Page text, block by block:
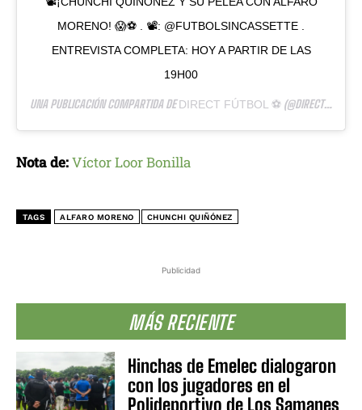
Publicidad
MÁS RECIENTE
Hinchas de Emelec dialogaron
con los jugadores en el
Polideportivo de Los Samanes
MORENO! 😱⚽️ . 📽: @FUTBOLSINCASSETTE .
ENTREVISTA COMPLETA: HOY A PARTIR DE LAS
19H00
UNA PUBLICACIÓN COMPARTIDA DEDIRECT FÚTBOL ⚽️ (@DIRECTFUTBOLEC) EL
Nota de:Víctor Loor Bonilla
TAGS ALFARO MORENO CHUNCHI QUIÑÓNEZ